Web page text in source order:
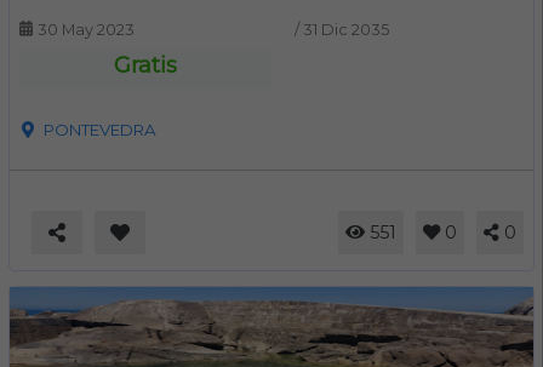
30 May 2023 / 31 Dic 2035
Gratis
PONTEVEDRA
551 0 0